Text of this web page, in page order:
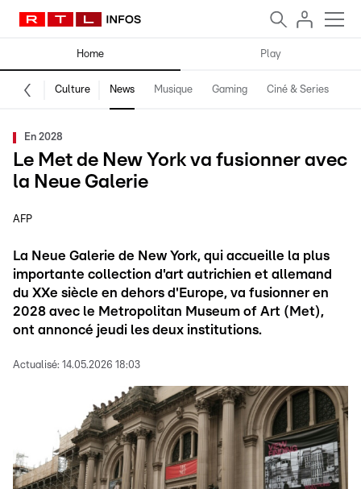
Home Play
Culture News Musique Gaming Ciné & Series
En 2028
Le Met de New York va fusionner avec
la Neue Galerie
AFP
La Neue Galerie de New York, qui accueille la plus
importante collection d'art autrichien et allemand
du XXe siècle en dehors d'Europe, va fusionner en
2028 avec le Metropolitan Museum of Art (Met),
ont annoncé jeudi les deux institutions.
Actualisé: 14.05.2026 18:03